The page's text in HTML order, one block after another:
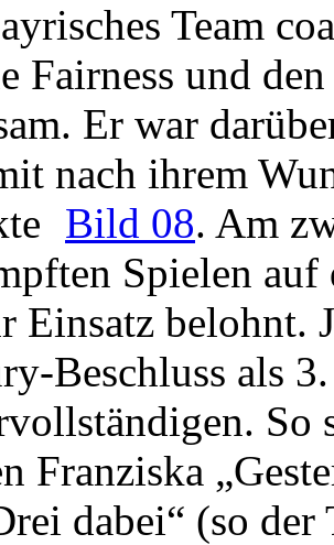
Team
Fairness und
Er war
nach ihrem
Bild 08. Am
Spielen
Einsatz belohnt.
Beschluss als
Franziska
dabei“ (so der